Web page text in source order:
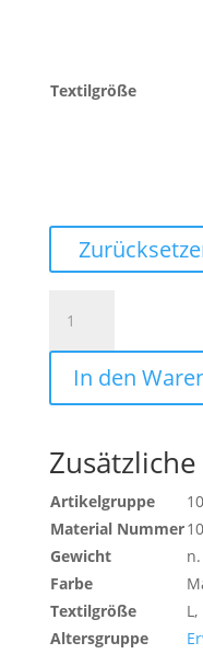
Textilgröße
MULTIJACKE
M.
ABN.
ÄRMELN
In den
Artikelgruppe
Material Nummer
Gewicht
Farbe
Textilgröße
L,
Altersgruppe